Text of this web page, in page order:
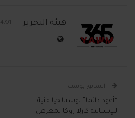
هيئة التحرير 4701 المشاركات
السابق بوست
“أعود دائما” نوستالجيا فنية
للإسبانية كارلا روكا بمعرض